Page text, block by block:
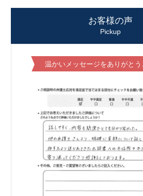
お客様の声
Pickup
温かいメッセージをありがと